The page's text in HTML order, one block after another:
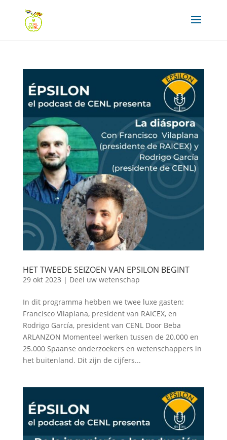
HET TWEEDE SEIZOEN VAN EPSILON BEGINT
29 okt 2023 | Deel uw wetenschap
In dit programma hebben we twee luxe gasten:
Francisco Vilaplana, president van RAICEX, en
Rodrigo García, president van CENL Door Beba
ARLANZON Momenteel werken tussen de 20.000 en
25.000 Spaanse onderzoekers en wetenschappers in
het buitenland. Dit zijn de cijfers...